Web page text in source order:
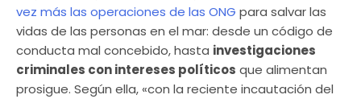
vez más las operaciones de las ONG para salvar las
vidas de las personas en el mar: desde un código de
conducta mal concebido, hasta investigaciones
criminales con intereses políticos que alimentan
prosigue. Según ella, «con la reciente incautación del